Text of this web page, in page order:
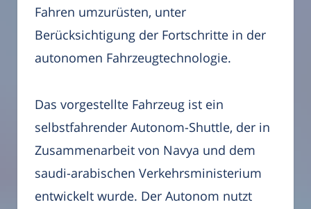
Fahren umzurüsten, unter
Berücksichtigung der Fortschritte in der
autonomen Fahrzeugtechnologie.
Das vorgestellte Fahrzeug ist ein
selbstfahrender Autonom-Shuttle, der in
Zusammenarbeit von Navya und dem
saudi-arabischen Verkehrsministerium
entwickelt wurde. Der Autonom nutzt